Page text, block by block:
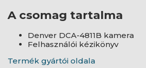
A csomag tartalma
Denver DCA-4811B kamera
Felhasználói kézikönyv
Termék gyártói oldala